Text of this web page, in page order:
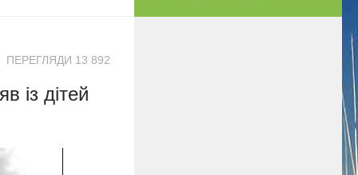
ПЕРЕГЛЯДИ 13 892
із дітей